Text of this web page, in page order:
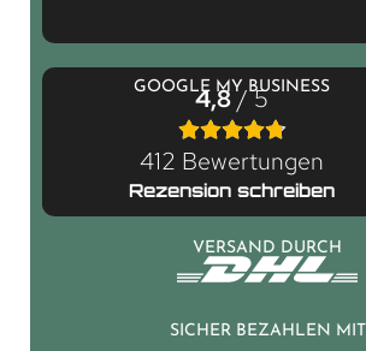
GOOGLE MY BUSINESS
4,8/ 5
412 Bewertungen
Rezension schreiben
VERSAND DURCH
SICHER BEZAHLEN MIT